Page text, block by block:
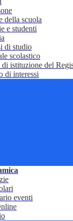
della scuola
e studenti
di studio
scolastico
di istituzione del
di interessi
eventi